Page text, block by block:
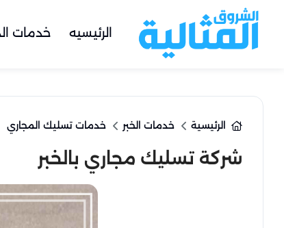
الرئيسيه خدمات
الرئيسية خدمات الخبر خدمات تسليك المجاري
شركة تسليك مجاري بالخبر